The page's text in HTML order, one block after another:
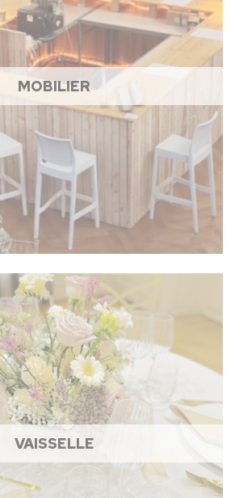
MOBILIER
VAISSELLE